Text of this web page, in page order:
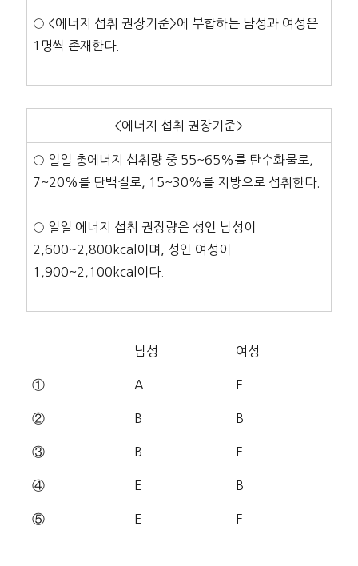
○ <에너지 섭취 권장기준>에 부합하는 남성과 여성은
1명씩 존재한다.
<에너지 섭취 권장기준>
○ 일일 총에너지 섭취량 중 55~65%를 탄수화물로,
7~20%를 단백질로, 15~30%를 지방으로 섭취한다.
○ 일일 에너지 섭취 권장량은 성인 남성이
2,600~2,800kcal이며, 성인 여성이
1,900~2,100kcal이다.
남성 여성
① A F
② B B
③ B F
④ E B
⑤ E F